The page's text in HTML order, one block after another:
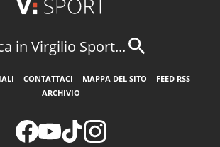
in Virgilio Sport...
CONTATTACI MAPPA DEL SITO
FEED RSS
ARCHIVIO